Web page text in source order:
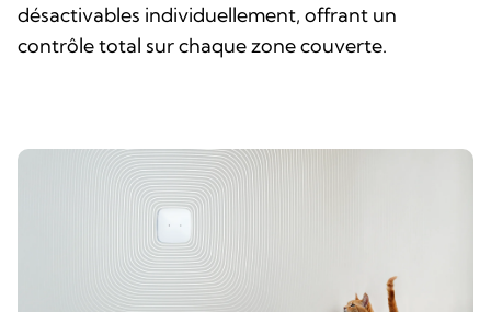
désactivables individuellement, offrant un
contrôle total sur chaque zone couverte.